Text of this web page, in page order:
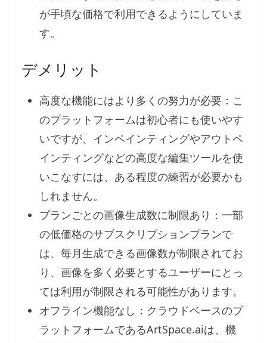
が手頃な価格で利用できるようにしていま
す。
デメリット
高度な機能にはより多くの努力が必要：こ
のプラットフォームは初心者にも使いやす
いですが、インペインティングやアウトペ
インティングなどの高度な編集ツールを使
いこなすには、ある程度の練習が必要かも
しれません。
プランごとの画像生成数に制限あり：一部
の低価格のサブスクリプションプランで
は、毎月生成できる画像数が制限されてお
り、画像を多く必要とするユーザーにとっ
ては利用が制限される可能性があります。
オフライン機能なし：クラウドベースのプ
ラットフォームであるArtSpace.aiは、機